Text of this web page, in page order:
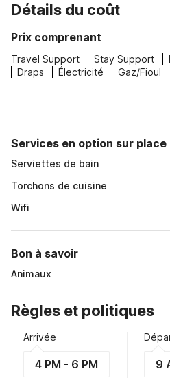
Détails du coût
Prix comprenant
Travel Support Stay Support
Draps
Électricité Gaz/Fioul
Services en option sur place
Serviettes de bain
Torchons de cuisine
Wifi
Bon à savoir
Animaux
Règles et politiques
Arrivée
4 PM - 6 PM 9